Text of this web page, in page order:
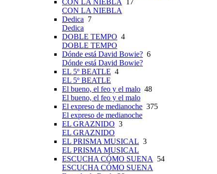
CON LA NIEBLA
17
CON LA NIEBLA
Dedica 7
Dedica
DOBLE TEMPO 4
DOBLE TEMPO
Dónde está David Bowie? 6
Dónde está David Bowie?
EL 5º BEATLE 4
EL 5º BEATLE
El bueno, el feo y el malo 48
El bueno, el feo y el malo
El expreso de medianoche 375
El expreso de medianoche
EL GRAZNIDO 3
EL GRAZNIDO
EL PRISMA MUSICAL 3
EL PRISMA MUSICAL
ESCUCHA CÓMO SUENA
54
ESCUCHA CÓMO SUENA